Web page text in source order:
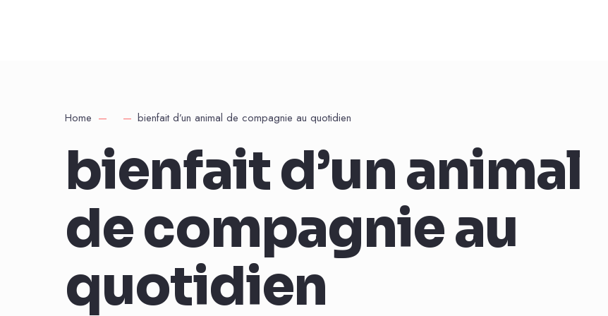
Home bienfait d’un animal de compagnie au quotidien
bienfait d’un animal
de compagnie au
quotidien